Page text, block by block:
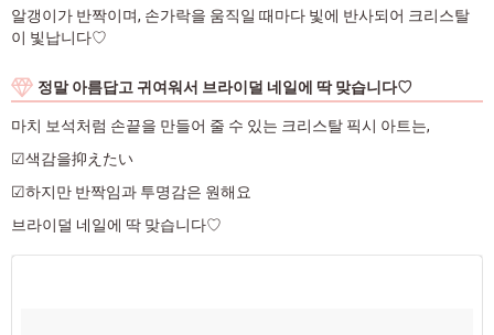
알갱이가 반짝이며, 손가락을 움직일 때마다 빛에 반사되어 크리스탈
이 빛납니다♡
정말 아름답고 귀여워서 브라이덜 네일에 딱 맞습니다♡
마치 보석처럼 손끝을 만들어 줄 수 있는 크리스탈 픽시 아트는,
☑색감을抑えたい
☑하지만 반짝임과 투명감은 원해요
브라이덜 네일에 딱 맞습니다♡